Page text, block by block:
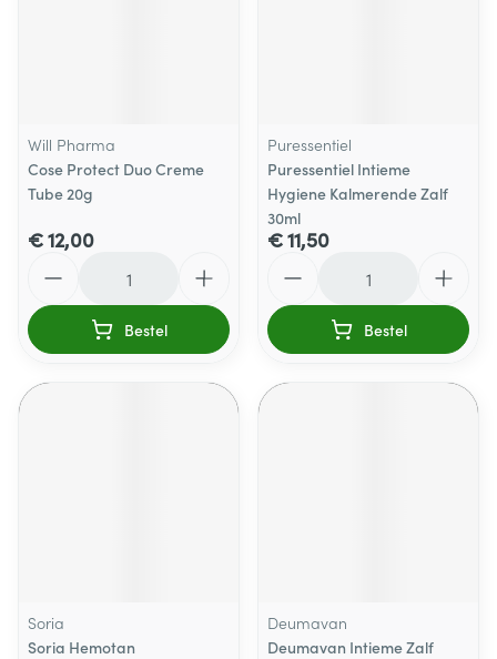
Will Pharma
Cose Protect Duo Creme
Tube 20g
€ 12,00
Bestel
Puressentiel
Puressentiel Intieme
Hygiene Kalmerende Zalf
30ml
€ 11,50
Bestel
Soria
Soria Hemotan
Deumavan
Deumavan Intieme Zalf